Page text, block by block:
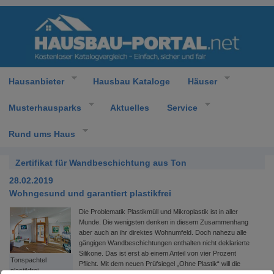
Hausanbieter Hausbau Kataloge Häuser
Musterhausparks Aktuelles Service
Rund ums Haus
Zertifikat für Wandbeschichtung aus Ton
28.02.2019
Wohngesund und garantiert plastikfrei
Tonspachtel
plastikfrei
Die Problematik Plastikmüll und Mikroplastik ist in aller
Munde. Die wenigsten denken in diesem Zusammenhang
aber auch an ihr direktes Wohnumfeld. Doch nahezu alle
gängigen Wandbeschichtungen enthalten nicht deklarierte
Silikone. Das ist erst ab einem Anteil von vier Prozent
Pflicht. Mit dem neuen Prüfsiegel „Ohne Plastik“ will die